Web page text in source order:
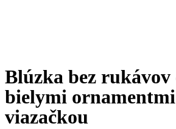
Blúzka bez rukávov
bielymi
viazačkou